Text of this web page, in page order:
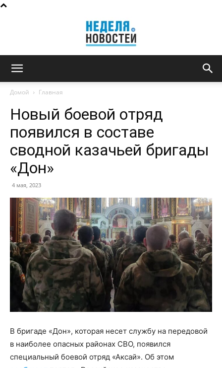
новостей
Домой Главная
Новый боевой отряд
появился в составе
сводной казачьей бригады
«Дон»
4 мая, 2023
В бригаде «Дон», которая несет службу на передовой
в наиболее опасных районах СВО, появился
специальный боевой отряд «Аксай». Об этом